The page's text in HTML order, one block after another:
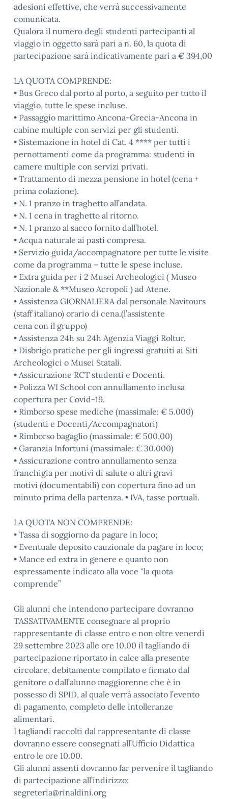
adesioni effettive, che verrà successivamente
comunicata.
Qualora il numero degli studenti partecipanti al
viaggio in oggetto sarà pari a n. 60, la quota di
partecipazione sarà indicativamente pari a € 394,00
LA QUOTA COMPRENDE:
• Bus Greco dal porto al porto, a seguito per tutto il
viaggio, tutte le spese incluse.
• Passaggio marittimo Ancona-Grecia-Ancona in
cabine multiple con servizi per gli studenti.
• Sistemazione in hotel di Cat. 4 **** per tutti i
pernottamenti come da programma: studenti in
camere multiple con servizi privati.
• Trattamento di mezza pensione in hotel (cena +
prima colazione).
• N. 1 pranzo in traghetto all’andata.
• N. 1 cena in traghetto al ritorno.
• N. 1 pranzo al sacco fornito dall’hotel.
• Acqua naturale ai pasti compresa.
• Servizio guida/accompagnatore per tutte le visite
come da programma – tutte le spese incluse.
• Extra guida per i 2 Musei Archeologici ( Museo
Nazionale & **Museo Acropoli ) ad Atene.
• Assistenza GIORNALIERA dal personale Navitours
(staff italiano) orario di cena.(l’assistente
cena con il gruppo)
• Assistenza 24h su 24h Agenzia Viaggi Roltur.
• Disbrigo pratiche per gli ingressi gratuiti ai Siti
Archeologici o Musei Statali.
• Assicurazione RCT studenti e Docenti.
• Polizza WI School con annullamento inclusa
copertura per Covid-19.
• Rimborso spese mediche (massimale: € 5.000)
(studenti e Docenti/Accompagnatori)
• Rimborso bagaglio (massimale: € 500,00)
• Garanzia Infortuni (massimale: € 30.000)
• Assicurazione contro annullamento senza
franchigia per motivi di salute o altri gravi
motivi (documentabili) con copertura fino ad un
minuto prima della partenza. • IVA, tasse portuali.
LA QUOTA NON COMPRENDE:
• Tassa di soggiorno da pagare in loco;
• Eventuale deposito cauzionale da pagare in loco;
• Mance ed extra in genere e quanto non
espressamente indicato alla voce “la quota
comprende”
Gli alunni che intendono partecipare dovranno
TASSATIVAMENTE consegnare al proprio
rappresentante di classe entro e non oltre venerdì
29 settembre 2023 alle ore 10.00 il tagliando di
partecipazione riportato in calce alla presente
circolare, debitamente compilato e firmato dal
genitore o dall’alunno maggiorenne che è in
possesso di SPID, al quale verrà associato l’evento
di pagamento, completo delle intolleranze
alimentari.
I tagliandi raccolti dal rappresentante di classe
dovranno essere consegnati all’Ufficio Didattica
entro le ore 10.00.
Gli alunni assenti dovranno far pervenire il tagliando
di partecipazione all’indirizzo:
segreteria@rinaldini.org